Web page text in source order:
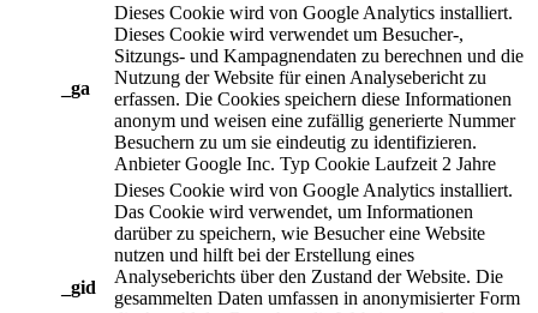
_ga
Dieses Cookie wird von Google Analytics installiert.
Dieses Cookie wird verwendet um Besucher-,
Sitzungs- und Kampagnendaten zu berechnen und die
Nutzung der Website für einen Analysebericht zu
erfassen. Die Cookies speichern diese Informationen
anonym und weisen eine zufällig generierte Nummer
Besuchern zu um sie eindeutig zu identifizieren.
Anbieter Google Inc. Typ Cookie Laufzeit 2 Jahre
_gid
Dieses Cookie wird von Google Analytics installiert.
Das Cookie wird verwendet, um Informationen
darüber zu speichern, wie Besucher eine Website
nutzen und hilft bei der Erstellung eines
Analyseberichts über den Zustand der Website. Die
gesammelten Daten umfassen in anonymisierter Form